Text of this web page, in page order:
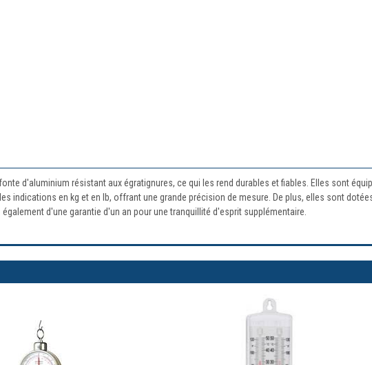
d'aluminium résistant aux égratignures, ce qui les rend durables et fiables. Elles sont
indications en kg et en lb, offrant une grande précision de mesure. De plus, elles sont
d'une garantie d'un an pour une tranquillité d'esprit supplémentaire.